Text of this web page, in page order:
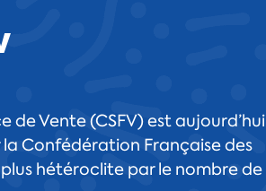
de Vente (CSFV) est aujourd’hui
Confédération Française des
plus hétéroclite par le nombre de